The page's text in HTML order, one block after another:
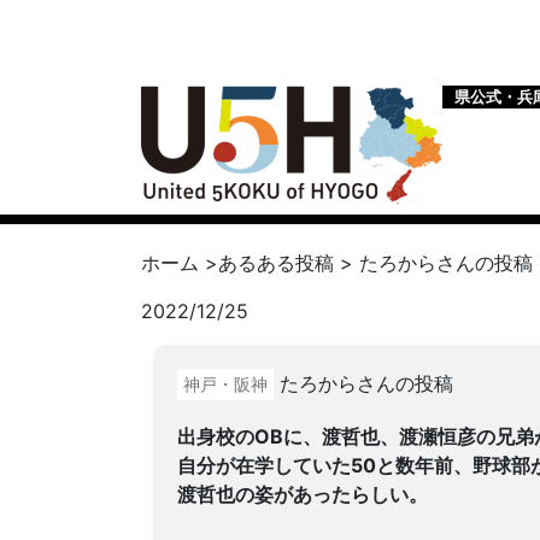
県公式・兵
ホーム >あるある投稿 > たろから さんの投稿
2022/12/25
神戸・阪神 たろからさんの投稿
出身校のOBに、渡哲也、渡瀬恒彦の兄
自分が在学していた50と数年前、野球
渡哲也の姿があったらしい。